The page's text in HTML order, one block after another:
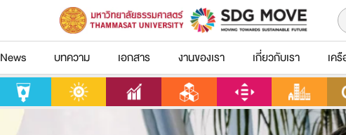
News บทความ เอกสาร งานของเรา เกี่ยวกับเรา เค